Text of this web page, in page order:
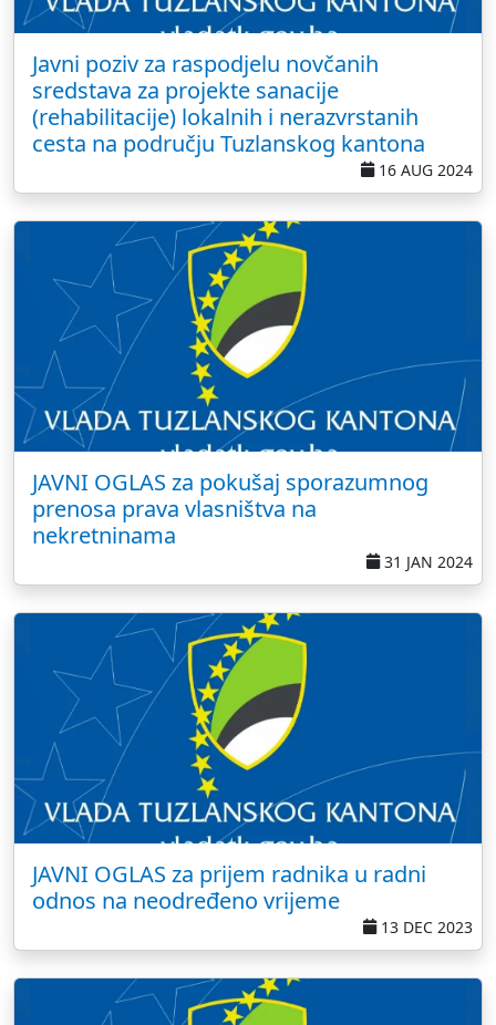
Javni poziv za raspodjelu novčanih
sredstava za projekte sanacije
(rehabilitacije) lokalnih i nerazvrstanih
cesta na području Tuzlanskog kantona
16 AUG 2024
JAVNI OGLAS za pokušaj sporazumnog
prenosa prava vlasništva na
nekretninama
31 JAN 2024
JAVNI OGLAS za prijem radnika u radni
odnos na neodređeno vrijeme
13 DEC 2023